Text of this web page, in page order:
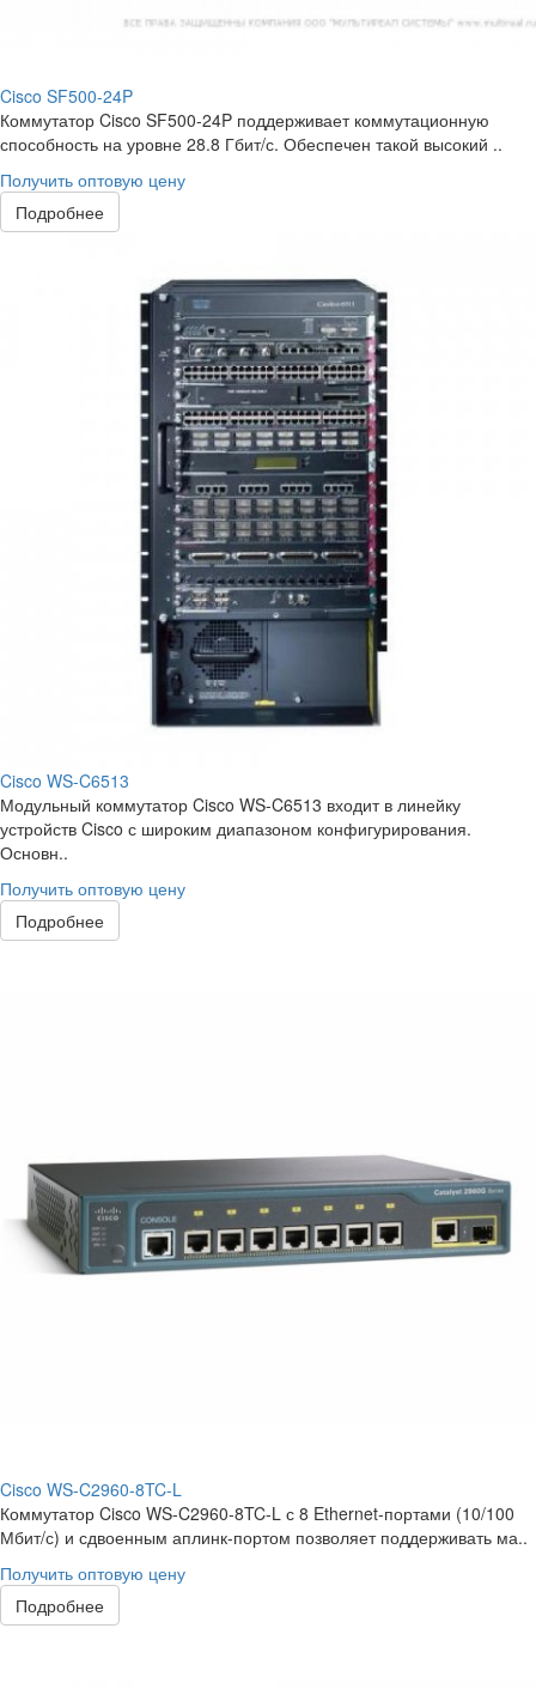
Cisco SF500-24P
Коммутатор Cisco SF500-24P поддерживает коммутационную
способность на уровне 28.8 Гбит/с. Обеспечен такой высокий ..
Получить оптовую цену
Подробнее
Cisco WS-C6513
Модульный коммутатор Cisco WS-C6513 входит в линейку
устройств Cisco с широким диапазоном конфигурирования.
Основн..
Получить оптовую цену
Подробнее
Cisco WS-C2960-8TC-L
Коммутатор Cisco WS-C2960-8TC-L с 8 Ethernet-портами (10/100
Мбит/с) и сдвоенным аплинк-портом позволяет поддерживать ма..
Получить оптовую цену
Подробнее